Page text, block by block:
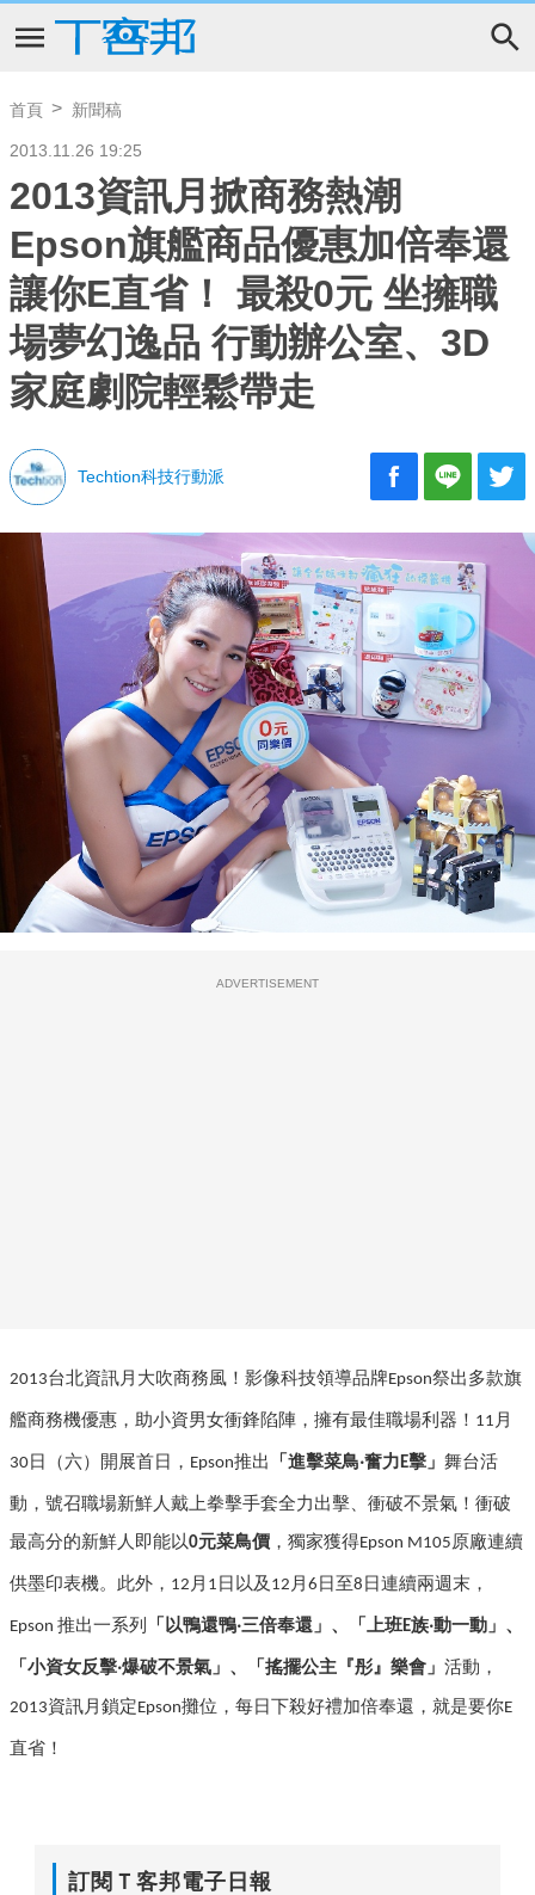
首頁 新聞稿
2013.11.26 19:25
2013資訊月掀商務熱潮
Epson旗艦商品優惠加倍奉還
讓你E直省！ 最殺0元 坐擁職
場夢幻逸品 行動辦公室、3D
家庭劇院輕鬆帶走
Techtion科技行動派
ADVERTISEMENT
2013台北資訊月大吹商務風！影像科技領導品牌Epson祭出多款旗
艦商務機優惠，助小資男女衝鋒陷陣，擁有最佳職場利器！ 11 月
30日（六）開展首日， Epson推出 「進擊菜鳥‧奮力E擊」 舞台活
動，號召職場新鮮人戴上拳擊手套全力出擊、衝破不景氣！衝破
最高分的新鮮人即能以0元菜鳥價 ，獨家獲得Epson M105原廠連續
供墨印表機。此外， 12 月 1 日以及 12 月 6 日至8 日連續兩週末，
Epson 推出一系列 「以鴨還鴨‧三倍奉還」、「上班E族‧動一動」、
「小資女反擊‧爆破不景氣」、「搖擺公主『彤』樂會」 活動，
2013資訊月鎖定Epson攤位，每日下殺好禮加倍奉還，就是要你E
直省 ！
訂閱Ｔ客邦電子日報